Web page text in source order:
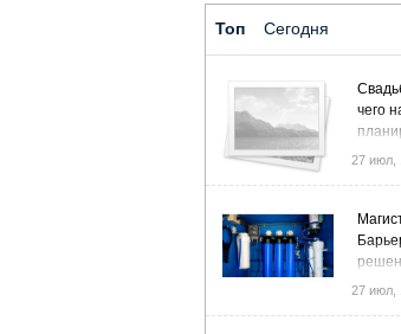
Топ Сегодня
чего
27 июл,
дома
27 июл,